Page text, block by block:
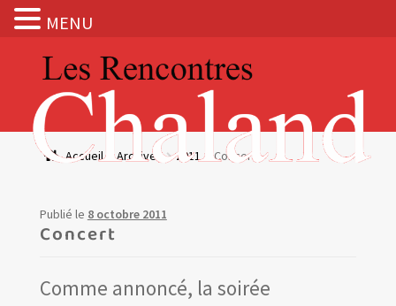
navigation
contenu
Actualités
BOUTIQUE
Les Rencontres Chaland
Accueil Archives 2011 Concert
Publié le 8 octobre 2011
Concert
Comme annoncé, la soirée
MENU